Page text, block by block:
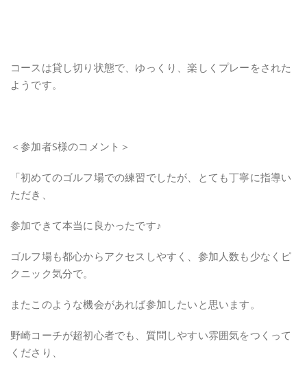
コースは貸し切り状態で、ゆっくり、楽しくプレーをされた
ようです。
＜参加者S様のコメント＞
「初めてのゴルフ場での練習でしたが、とても丁寧に指導い
ただき、
参加できて本当に良かったです♪
ゴルフ場も都心からアクセスしやすく、参加人数も少なくピ
クニック気分で。
またこのような機会があれば参加したいと思います。
野崎コーチが超初心者でも、質問しやすい雰囲気をつくって
くださり、